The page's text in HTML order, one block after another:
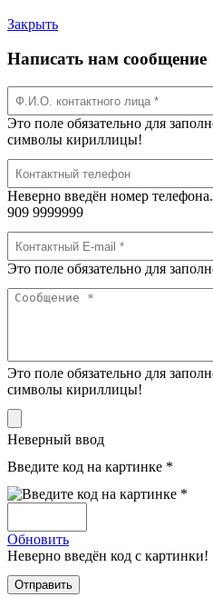
Закрыть
Написать нам сообщение
Это поле обязательно для
символы кириллицы!
Неверно введён номер
909 9999999
Это поле обязательно для
Это поле обязательно для
символы кириллицы!
Неверный ввод
Введите код на картинке *
Обновить
Неверно введён код с картинки!